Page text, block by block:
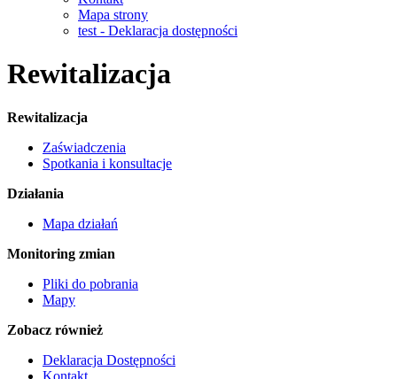
Mapa strony
test - Deklaracja dostępności
Rewitalizacja
Rewitalizacja
Zaświadczenia
Spotkania i konsultacje
Działania
Mapa działań
Monitoring zmian
Pliki do pobrania
Mapy
Zobacz również
Deklaracja Dostępności
Kontakt